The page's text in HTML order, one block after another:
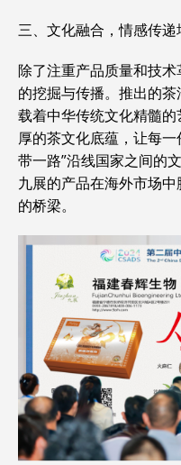
三、文化融合，情感传递
除了注重产品质量和技
的挖掘与传播。推出的
载着中华传统文化精髓
厚的茶文化底蕴，让每
带一路”沿线国家之间的
九展的产品在海外市场
的桥梁。